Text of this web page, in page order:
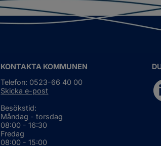
KONTAKTA KOMMUNEN
Telefon: 0523-66 40 00
Skicka e-post
Besökstid:
Måndag - torsdag
08:00 - 16:30
Fredag
08:00 - 15:00